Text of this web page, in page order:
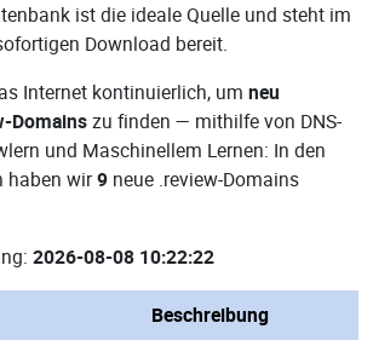
ist die ideale Quelle und steht im
Download bereit.
Internet kontinuierlich, um neu
Domainszu finden — mithilfe von DNS-
und Maschinellem Lernen: In den
haben wir9 neue .review-Domains
2026-08-08 10:22:22
Beschreibung